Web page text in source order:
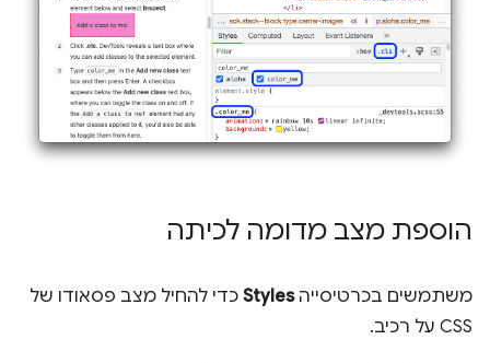
הוספת מצב מדומה לכיתה
משתמשים בכרטיסייהStyles כדי להחיל מצב פסאודו של
CSS על רכיב.